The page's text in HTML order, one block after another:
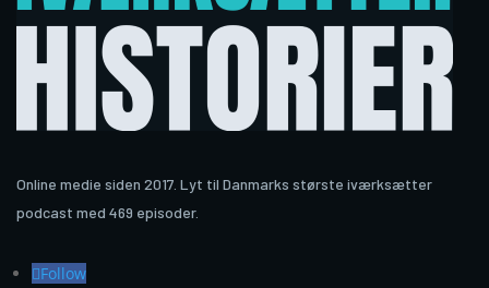
Online medie siden 2017. Lyt til Danmarks største iværksætter
podcast med 469 episoder.
Follow